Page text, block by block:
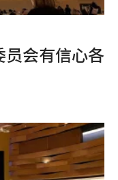
员会有信心各